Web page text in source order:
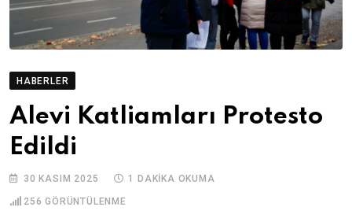
HABERLER
Alevi Katliamları Protesto
Edildi
30 KASIM 2025 1 DAKIKA OKUMA
256 GÖRÜNTÜLENME